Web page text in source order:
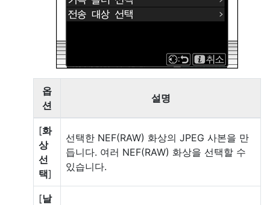
옵
션
설명
[화
상
선
택]
선택한 NEF(RAW) 화상의 JPEG 사본을 만
듭니다. 여러 NEF(RAW) 화상을 선택할 수
있습니다.
[날